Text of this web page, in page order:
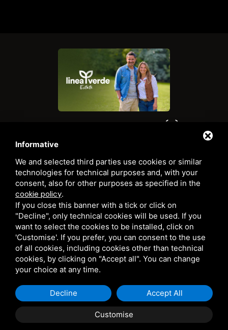
L'ÉMISSION
LIEN VERS L'ÉPISODE
HOTEL COMACCHIO LOCANDA - TRATTORIA "LA COMACINA" •
CF/PIVA 01282570389 • N° R.E.A143160 • CIR: 038006-AL-00041 •
CIN: IT038006A1ZODJ6EAB
PRIVACY
SITEMAP
• CE SITE EST PROTÉGÉ PAR GOOGLE
RECAPTCHA V3,
PRIVACY POLICY ET LES TERMS OF SERVICE
GOOGLE.
Informative
We and selected third parties use cookies or similar
technologies for technical purposes and, with your
consent, also for other purposes as specified in the
cookie policy.
If you close this banner with a tick or click on
"Decline", only technical cookies will be used. If you
want to select the cookies to be installed, click on
'Customise'. If you prefer, you can consent to the use
of all cookies, including cookies other than technical
cookies, by clicking on "Accept all". You can change
your choice at any time.
Customise
Decline Accept All